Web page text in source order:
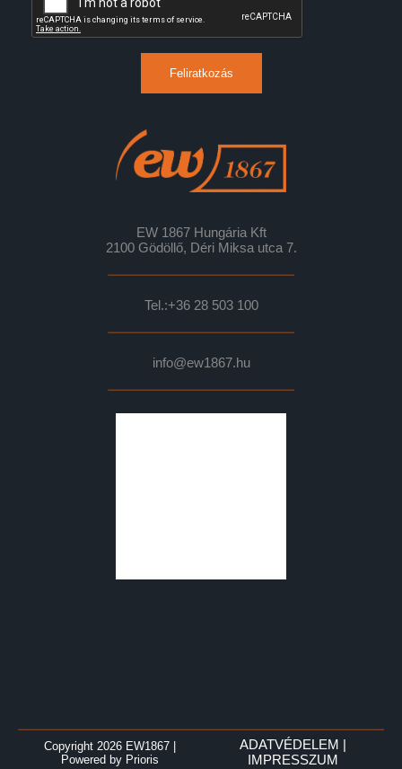
Feliratkozás
EW 1867 Hungária Kft
2100 Gödöllő, Déri Miksa utca 7.
Tel.:+36 28 503 100
info@ew1867.hu
Copyright 2026 EW1867 |
Powered by Prioris
ADATVÉDELEM |
IMPRESSZUM